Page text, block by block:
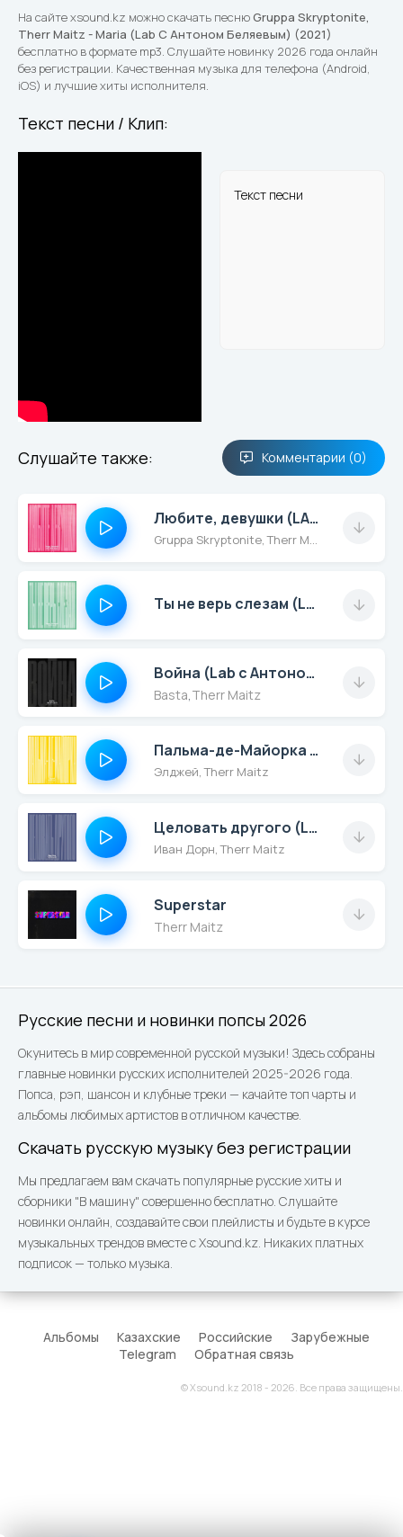
Русские песни и новинки попсы 2026
Окунитесь в мир современной русской музыки! Здесь собраны
главные новинки русских исполнителей 2025-2026 года.
Попса, рэп, шансон и клубные треки — качайте топ чарты и
альбомы любимых артистов в отличном качестве.
Скачать русскую музыку без регистрации
Мы предлагаем вам скачать популярные русские хиты и
сборники "В машину" совершенно бесплатно. Слушайте
новинки онлайн, создавайте свои плейлисты и будьте в курсе
музыкальных трендов вместе с Xsound.kz. Никаких платных
подписок — только музыка.
На сайте xsound.kz можно скачать песнюGruppa Skryptonite,
Therr Maitz - Maria (Lab С Антоном Беляевым) (2021)
бесплатно в формате mp3. Слушайте новинку 2026 года онлайн
без регистрации. Качественная музыка для телефона (Android,
iOS) и лучшие хиты исполнителя.
Текст песни / Клип:
Текст песни
Слушайте также: Комментарии (0)
Любите, девушки (LAB c Антоном Беляевым)
Gruppa Skryptonite, Therr Maitz
Ты не верь слезам (LAB с Антоном Беляевым)
Война (Lab с Антоном Беляевым)
Basta Therr Maitz
Пальма-де-Майорка (LAB с Антоном Беляевым)
Элджей, Therr Maitz
Целовать другого (LAB с Антоном Беляевым)
Иван Дорн, Therr Maitz
Superstar
Therr Maitz
Альбомы Казахские Российские
Зарубежные
Telegram
Обратная связь
© Xsound.kz 2018 - 2026. Все права защищены.